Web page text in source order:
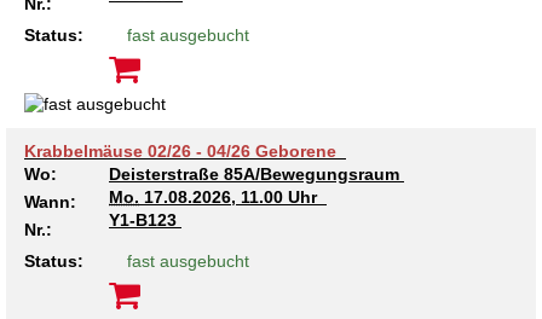
Status: fast ausgebucht
Krabbelmäuse 02/26 - 04/26 Geborene
Wo:
Deisterstraße 85A/Bewegungsraum
Wann:
Mo. 17.08.2026, 11.00 Uhr
Nr.:
Y1-B123
Status: fast ausgebucht